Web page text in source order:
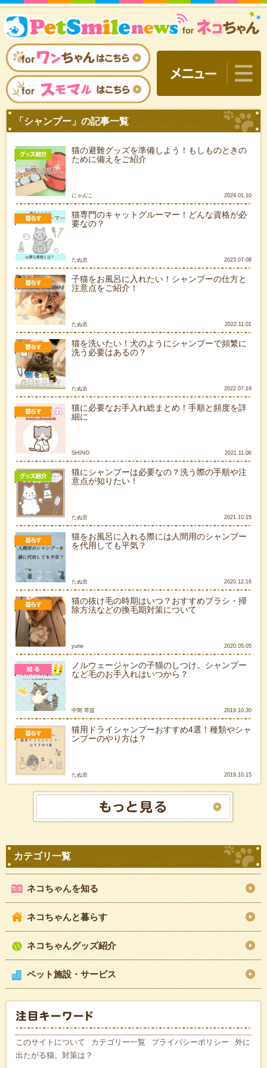
「シャンプー」の記事一覧
猫の避難グッズを準備しよう！もしものときの
ために備えをご紹介
にゃんこ 2024.01.10
猫専門のキャットグルーマー！どんな資格が必
要なの？
たぬ吉 2023.07.08
子猫をお風呂に入れたい！シャンプーの仕方と
注意点をご紹介！
たぬ吉 2022.11.01
猫を洗いたい！犬のようにシャンプーで頻繁に
洗う必要はあるの？
たぬ吉 2022.07.19
猫に必要なお手入れ総まとめ！手順と頻度を詳
細に
SHINO 2021.11.06
猫にシャンプーは必要なの？洗う際の手順や注
意点が知りたい！
たぬ吉 2021.10.15
猫をお風呂に入れる際には人間用のシャンプー
を代用しても平気？
たぬ吉 2020.12.16
猫の抜け毛の時期はいつ？おすすめブラシ・掃
除方法などの換毛期対策について
yurie 2020.05.05
ノルウェージャンの子猫のしつけ。シャンプー
など毛のお手入れはいつから？
中岡 早苗 2019.10.30
猫用ドライシャンプーおすすめ4選！種類やシャ
ンプーのやり方は？
たぬ吉 2019.10.15
ネコちゃんを知る
ネコちゃんと暮らす
ネコちゃんグッズ紹介
ペット施設・サービス
このサイトについて カテゴリー一覧 プライバシーポリシー
外に
出たがる猫。対策は？